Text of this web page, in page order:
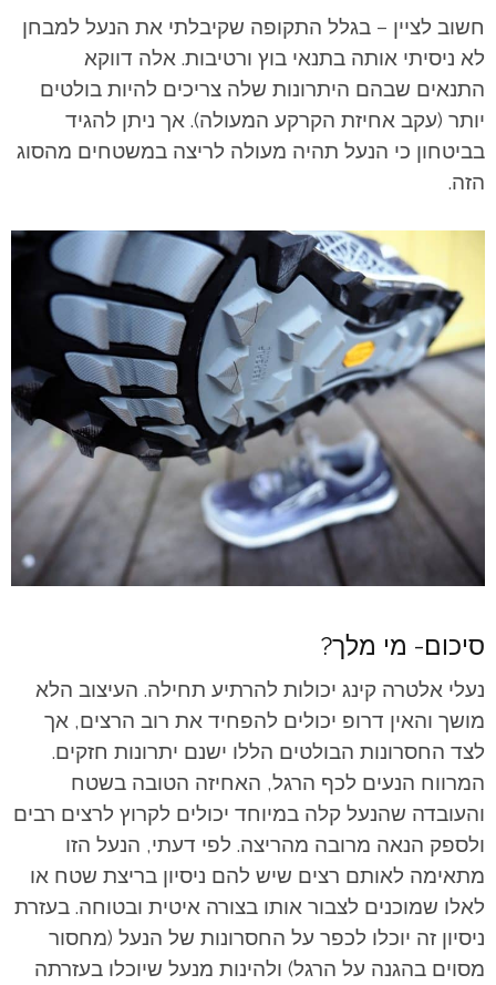
חשוב לציין – בגלל התקופה שקיבלתי את הנעל למבחן
לא ניסיתי אותה בתנאי בוץ ורטיבות. אלה דווקא
התנאים שבהם היתרונות שלה צריכים להיות בולטים
יותר (עקב אחיזת הקרקע המעולה). אך ניתן להגיד
בביטחון כי הנעל תהיה מעולה לריצה במשטחים מהסוג
הזה.
סיכום- מי מלך?
נעלי אלטרה קינג יכולות להרתיע תחילה. העיצוב הלא
מושך והאין דרופ יכולים להפחיד את רוב הרצים, אך
לצד החסרונות הבולטים הללו ישנם יתרונות חזקים.
המרווח הנעים לכף הרגל, האחיזה הטובה בשטח
והעובדה שהנעל קלה במיוחד יכולים לקרוץ לרצים רבים
ולספק הנאה מרובה מהריצה. לפי דעתי, הנעל הזו
מתאימה לאותם רצים שיש להם ניסיון בריצת שטח או
לאלו שמוכנים לצבור אותו בצורה איטית ובטוחה. בעזרת
ניסיון זה יוכלו לכפר על החסרונות של הנעל (מחסור
מסוים בהגנה על הרגל) ולהינות מנעל שיוכלו בעזרתה